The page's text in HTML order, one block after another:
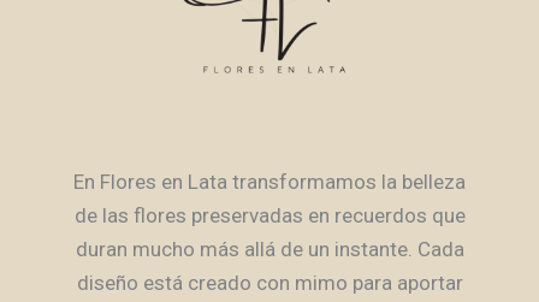
En Flores en Lata transformamos la belleza
de las flores preservadas en recuerdos que
duran mucho más allá de un instante. Cada
diseño está creado con mimo para aportar